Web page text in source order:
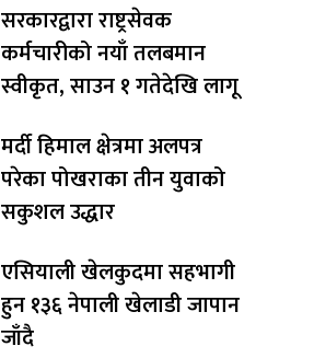
सरकारद्वारा राष्ट्रसेवक
कर्मचारीको नयाँ तलबमान
स्वीकृत, साउन १ गतेदेखि लागू
मर्दी हिमाल क्षेत्रमा अलपत्र
परेका पोखराका तीन युवाको
सकुशल उद्धार
एसियाली खेलकुदमा सहभागी
हुन १३६ नेपाली खेलाडी जापान
जाँदै